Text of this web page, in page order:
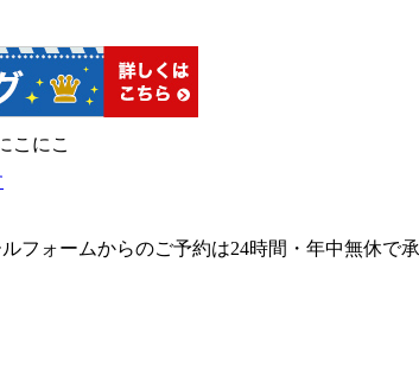
フォームからのご予約は24時間・年中無休で